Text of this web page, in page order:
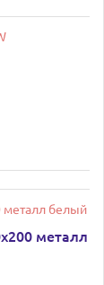
металл